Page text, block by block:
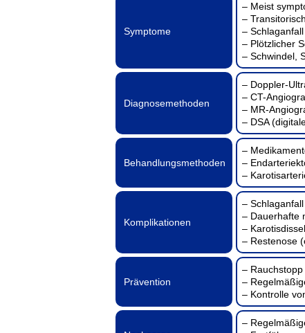
Symptome
– Meist
–
–
– Plötzlicher
– Schwindel,
Diagnosemethoden
– Doppler-
– CT-
– MR-
– DSA
Behandlungsmethoden
–
–
–
Komplikationen
– Schlaganfall
– Dauerhafte
–
– Restenose
Prävention
– Rauchstopp
–
– Kontrolle
–